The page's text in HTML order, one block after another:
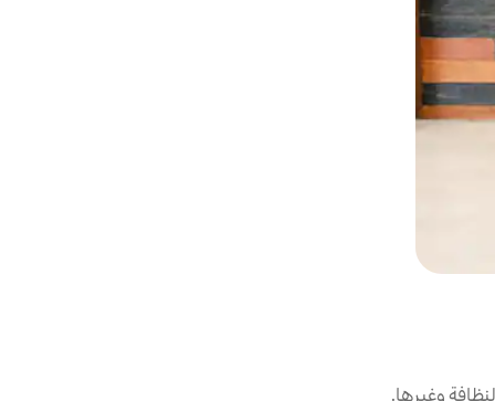
وغيرها.